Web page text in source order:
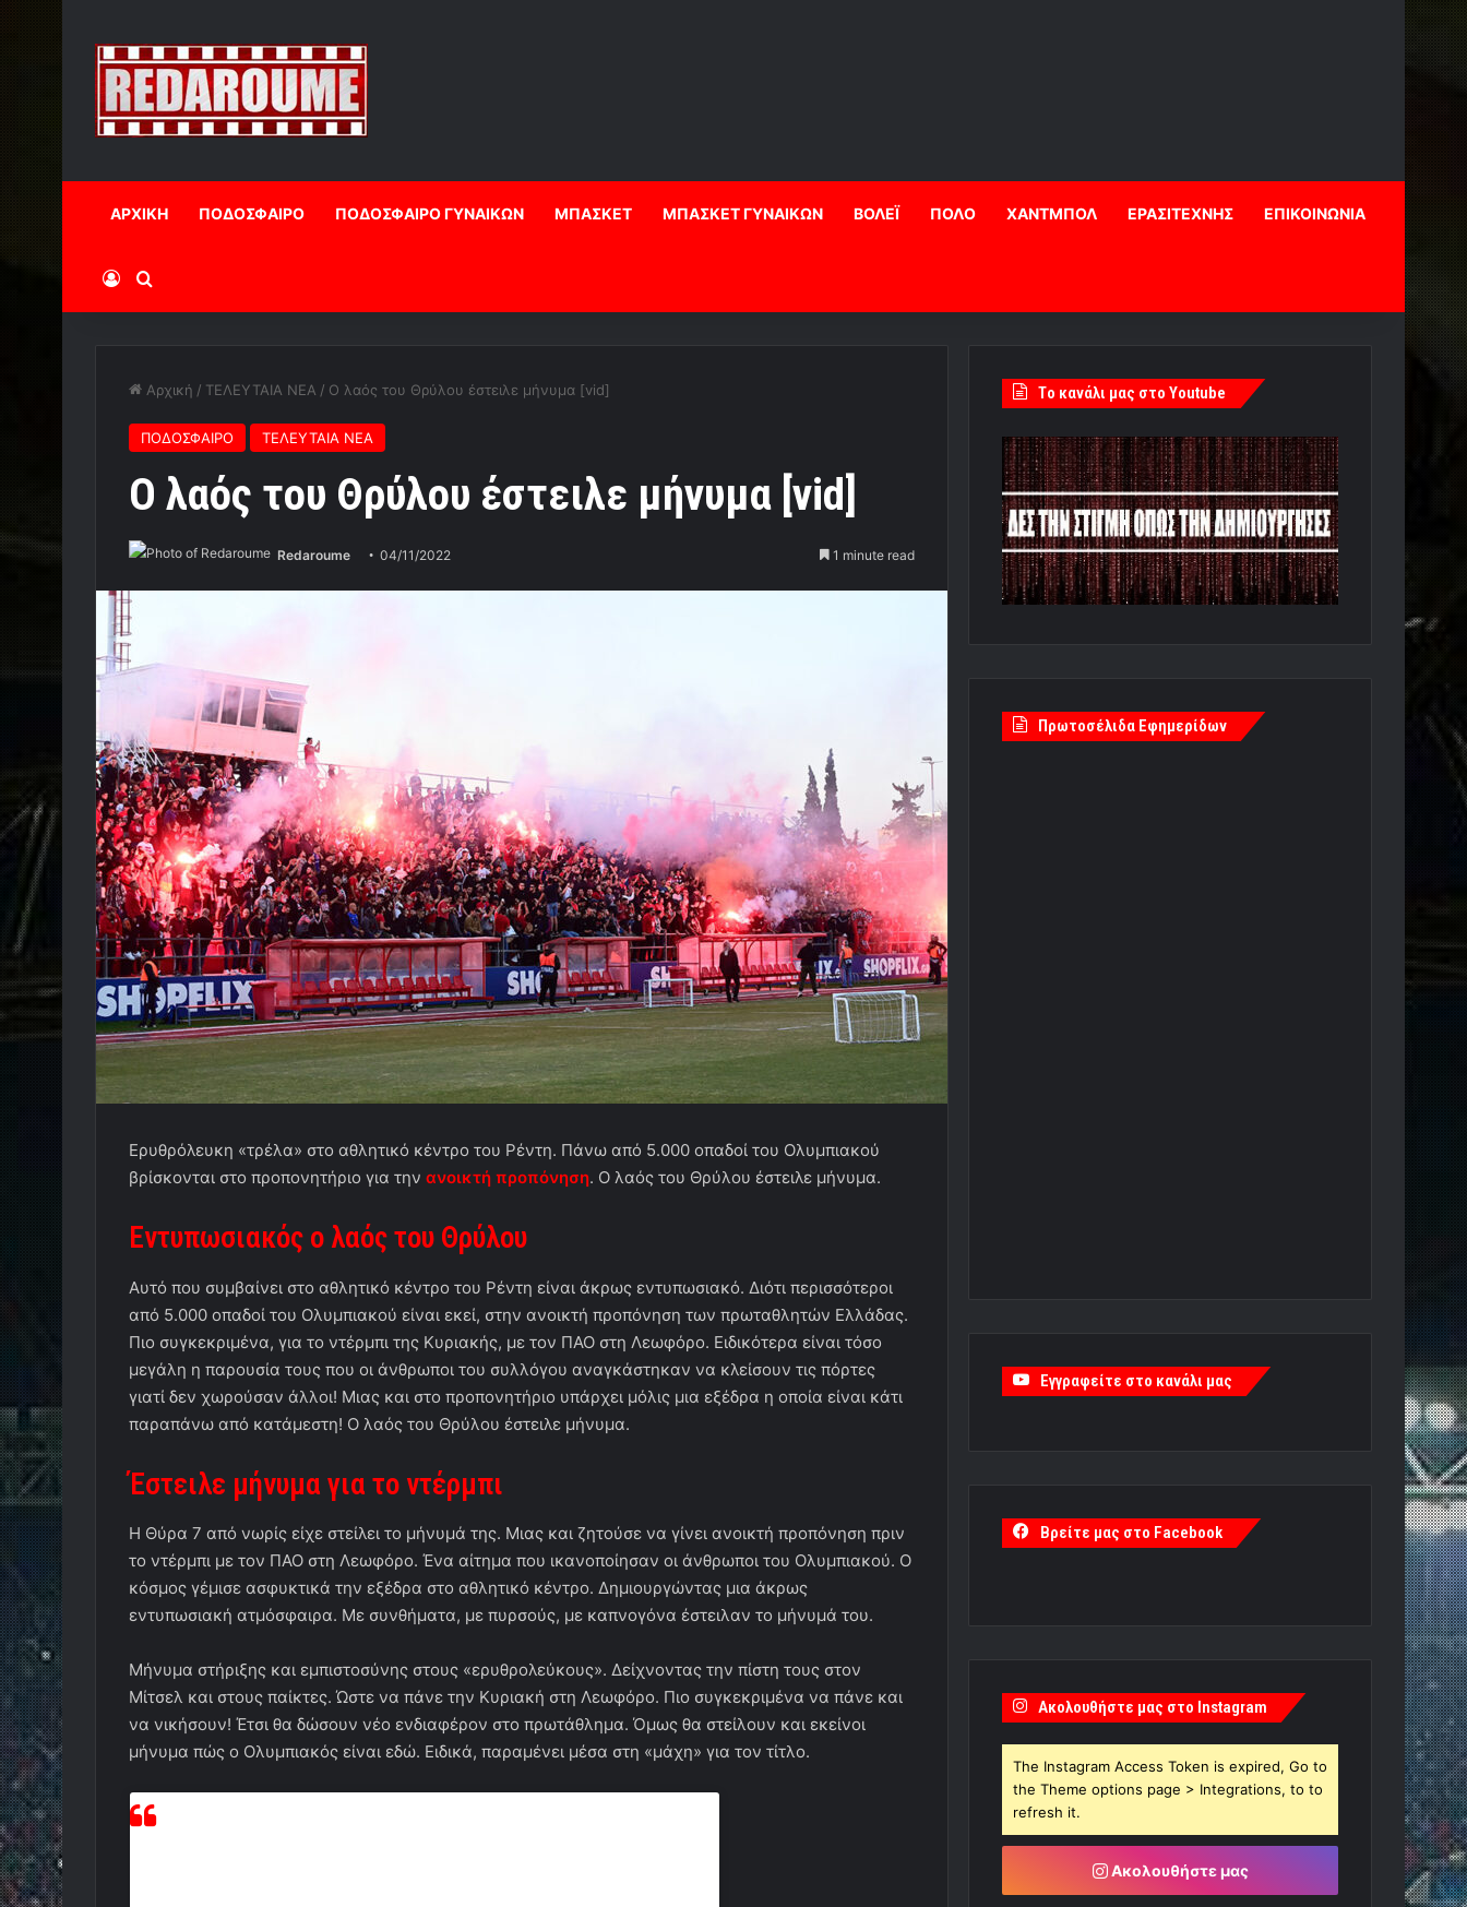
ΑΡΧΙΚΗ ΠΟΔΟΣΦΑΙΡΟ ΠΟΔΟΣΦΑΙΡΟ ΓΥΝΑΙΚΩΝ ΜΠΑΣΚΕΤ ΜΠΑΣΚΕΤ ΓΥΝΑΙΚΩΝ ΒΟΛΕΪ ΠΟΛΟ ΧΑΝΤΜΠΟΛ ΕΡΑΣΙΤΕΧΝΗΣ ΕΠΙΚΟΙΝΩΝΙΑ
Log InΑναζήτηση
Αρχική / ΤΕΛΕΥΤΑΙΑ ΝΕΑ / Ο λαός του Θρύλου έστειλε μήνυμα [vid]
ΠΟΔΟΣΦΑΙΡΟ ΤΕΛΕΥΤΑΙΑ ΝΕΑ
Ο λαός του Θρύλου έστειλε μήνυμα [vid]
Redaroume 04/11/2022 1 minute read
Ερυθρόλευκη «τρέλα» στο αθλητικό κέντρο του Ρέντη. Πάνω από 5.000 οπαδοί του Ολυμπιακού
βρίσκονται στο προπονητήριο για την ανοικτή προπόνηση. Ο λαός του Θρύλου έστειλε μήνυμα.
Εντυπωσιακός ο λαός του Θρύλου
Αυτό που συμβαίνει στο αθλητικό κέντρο του Ρέντη είναι άκρως εντυπωσιακό. Διότι περισσότεροι
από 5.000 οπαδοί του Ολυμπιακού είναι εκεί, στην ανοικτή προπόνηση των πρωταθλητών Ελλάδας.
Πιο συγκεκριμένα, για το ντέρμπι της Κυριακής, με τον ΠΑΟ στη Λεωφόρο. Ειδικότερα είναι τόσο
μεγάλη η παρουσία τους που οι άνθρωποι του συλλόγου αναγκάστηκαν να κλείσουν τις πόρτες
γιατί δεν χωρούσαν άλλοι! Μιας και στο προπονητήριο υπάρχει μόλις μια εξέδρα η οποία είναι κάτι
παραπάνω από κατάμεστη! Ο λαός του Θρύλου έστειλε μήνυμα.
Έστειλε μήνυμα για το ντέρμπι
Η Θύρα 7 από νωρίς είχε στείλει το μήνυμά της. Μιας και ζητούσε να γίνει ανοικτή προπόνηση πριν
το ντέρμπι με τον ΠΑΟ στη Λεωφόρο. Ένα αίτημα που ικανοποίησαν οι άνθρωποι του Ολυμπιακού. Ο
κόσμος γέμισε ασφυκτικά την εξέδρα στο αθλητικό κέντρο. Δημιουργώντας μια άκρως
εντυπωσιακή ατμόσφαιρα. Με συνθήματα, με πυρσούς, με καπνογόνα έστειλαν το μήνυμά του.
Μήνυμα στήριξης και εμπιστοσύνης στους «ερυθρολεύκους». Δείχνοντας την πίστη τους στον
Μίτσελ και στους παίκτες. Ώστε να πάνε την Κυριακή στη Λεωφόρο. Πιο συγκεκριμένα να πάνε και
να νικήσουν! Έτσι θα δώσουν νέο ενδιαφέρον στο πρωτάθλημα. Όμως θα στείλουν και εκείνοι
μήνυμα πώς ο Ολυμπιακός είναι εδώ. Ειδικά, παραμένει μέσα στη «μάχη» για τον τίτλο.
Tο κανάλι μας στο Youtube
Πρωτοσέλιδα Εφημερίδων
Εγγραφείτε στο κανάλι μας
Βρείτε μας στο Facebook
Ακολουθήστε μας στο Instagram
The Instagram Access Token is expired, Go to
the Theme options page > Integrations, to to
refresh it.
Ακολουθήστε μας